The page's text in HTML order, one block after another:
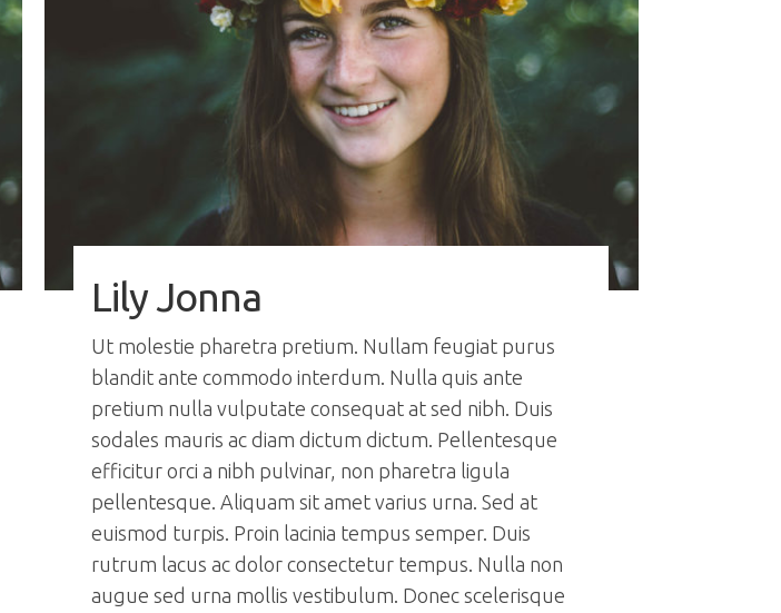
Lily Jonna
Ut molestie pharetra pretium. Nullam feugiat purus
blandit ante commodo interdum. Nulla quis ante
pretium nulla vulputate consequat at sed nibh. Duis
sodales mauris ac diam dictum dictum. Pellentesque
efficitur orci a nibh pulvinar, non pharetra ligula
pellentesque. Aliquam sit amet varius urna. Sed at
euismod turpis. Proin lacinia tempus semper. Duis
rutrum lacus ac dolor consectetur tempus. Nulla non
augue sed urna mollis vestibulum. Donec scelerisque